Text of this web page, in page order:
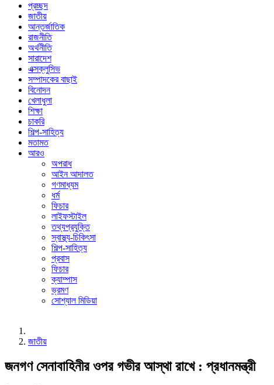
প্রচ্ছদ
জাতীয়
আন্তর্জাতিক
রাজনীতি
অর্থনীতি
সারাদেশ
এক্সক্লুসিভ
সম্পাদকের বাছাই
বিনোদন
খেলাধুলা
শিক্ষা
চাকরি
শিল্প-সাহিত্য
মতামত
আরও
অপরাধ
আইন আদালত
গণমাধ্যম
ধর্ম
ফিচার
লাইফস্টাইল
তথ্যপ্রযুক্তি
স্বাস্থ্য-চিকিৎসা
শিল্প-সাহিত্য
প্রবাস
ফিচার
ক্যাম্পাস
ভ্রমণ
সোশ্যাল মিডিয়া
জাতীয়
জনগণ সেনাবাহিনীর ওপর গভীর আস্থা রাখে : প্রধানমন্ত্রী